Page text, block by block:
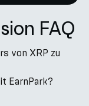
FAQ
von XRP zu
EarnPark?